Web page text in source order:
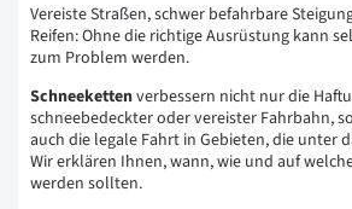
Vereiste Straßen, schwer befahrbare
Reifen: Ohne die richtige Ausrüstung kann
zum Problem werden.
Schneekettenverbessern nicht nur die
schneebedeckter oder vereister Fahrbahn,
auch die legale Fahrt in Gebieten, die unter
Wir erklären Ihnen, wann, wie und auf
werden sollten.